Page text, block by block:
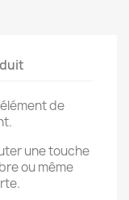
de
une touche
ou même